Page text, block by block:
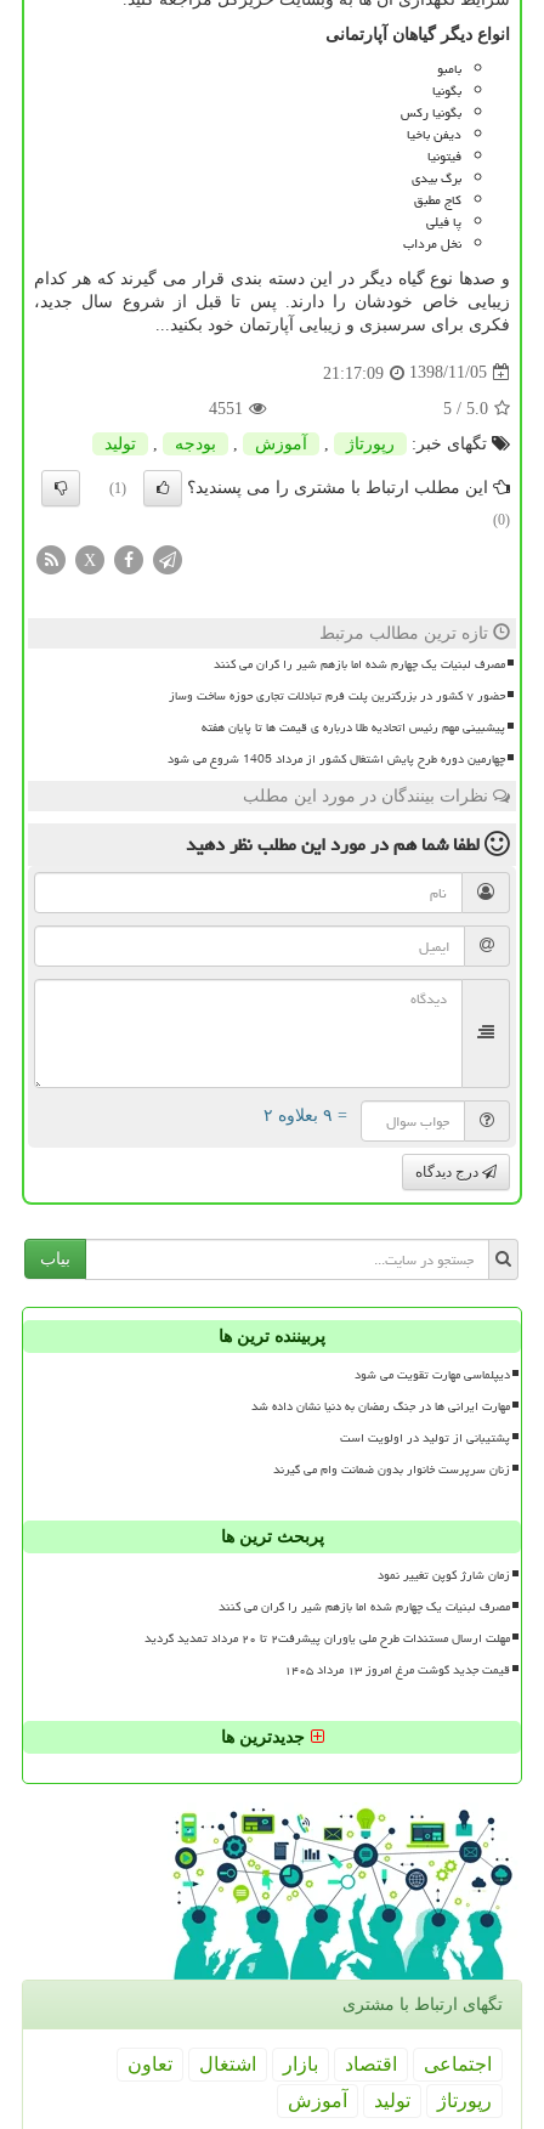
انواع دیگر گیاهان آپارتمانی
بامبو
بگونیا
بگونیا رکس
دیفن باخیا
فیتونیا
برگ بیدی
کاج مطبق
پا فیلی
نخل مرداب
و صدها نوع گیاه دیگر در این دسته بندی قرار می گیرند که هر کدام
زیبایی خاص خودشان را دارند. پس تا قبل از شروع سال جدید،
فکری برای سرسبزی و زیبایی آپارتمان خود بکنید...
1398/11/05
21:17:09
5.0
/ 5
4551
تگهای خبر:
رپورتاژ آموزش بودجه تولید
این مطلب ارتباط با مشتری را می پسندید؟
(1)
(0)
X
تازه ترین مطالب مرتبط
مصرف لبنیات یک چهارم شده اما بازهم شیر را گران می کنند
حضور ۷ کشور در بزرگترین پلت فرم تبادلات تجاری حوزه ساخت وساز
پیشبینی مهم رئیس اتحادیه طلا درباره ی قیمت ها تا پایان هفته
چهارمین دوره طرح پایش اشتغال کشور از مرداد 1405 شروع می شود
نظرات بینندگان در مورد این مطلب
لطفا شما همدر مورد این مطلبنظر دهید
= ۹ بعلاوه ۲
درج دیدگاه
بیاب
پربیننده ترین ها
دیپلماسی مهارت تقویت می شود
مهارت ایرانی ها در جنگ رمضان به دنیا نشان داده شد
پشتیبانی از تولید در اولویت است
زنان سرپرست خانوار بدون ضمانت وام می گیرند
پربحث ترین ها
زمان شارژ کوپن تغییر نمود
مصرف لبنیات یک چهارم شده اما بازهم شیر را گران می کنند
مهلت ارسال مستندات طرح ملی یاوران پیشرفت۲ تا ۲۰ مرداد تمدید گردید
قیمت جدید گوشت مرغ امروز ۱۳ مرداد ۱۴۰۵
جدیدترین ها
تگهای ارتباط با مشتری
اجتماعی اقتصاد بازار اشتغال
تعاون
رپورتاژ
تولید آموزش